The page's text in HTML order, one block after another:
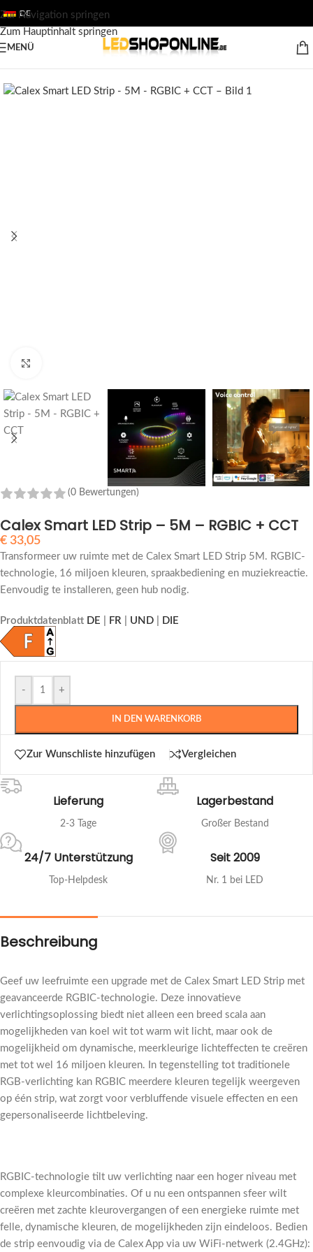
Zur Navigation springen
Zum Hauptinhalt springen
DE
MENÜ
Startseite Ausgabe/Leuchten/ Wandleuchten
(0 Bewertungen)
Calex Smart LED Strip – 5M – RGBIC + CCT
€ 33,05
Transformeer uw ruimte met de Calex Smart LED Strip 5M. RGBIC-
technologie, 16 miljoen kleuren, spraakbediening en muziekreactie.
Eenvoudig te installeren, geen hub nodig.
Produktdatenblatt DE FR UND DIE
- +
IN DEN WARENKORB
Zur Wunschliste hinzufügen Vergleichen
Lieferung
2-3 Tage
Lagerbestand
Großer Bestand
24/7 Unterstützung
Top-Helpdesk
Seit 2009
Nr. 1 bei LED
Beschreibung
Geef uw leefruimte een upgrade met de Calex Smart LED Strip met
geavanceerde RGBIC-technologie. Deze innovatieve
verlichtingsoplossing biedt niet alleen een breed scala aan
mogelijkheden van koel wit tot warm wit licht, maar ook de
mogelijkheid om dynamische, meerkleurige lichteffecten te creëren
met tot wel 16 miljoen kleuren. In tegenstelling tot traditionele
RGB-verlichting kan RGBIC meerdere kleuren tegelijk weergeven
op één strip, wat zorgt voor verbluffende visuele effecten en een
gepersonaliseerde lichtbeleving.
RGBIC-technologie tilt uw verlichting naar een hoger niveau met
complexe kleurcombinaties. Of u nu een ontspannen sfeer wilt
creëren met zachte kleurovergangen of een energieke ruimte met
felle, dynamische kleuren, de mogelijkheden zijn eindeloos. Bedien
de strip eenvoudig via de Calex App via uw WiFi-netwerk (2.4GHz):